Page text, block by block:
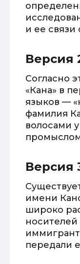
и ее
Версия
Согласно
«Кана» в
языков —
фамилия
волосами
Версия
имени
широко
передали